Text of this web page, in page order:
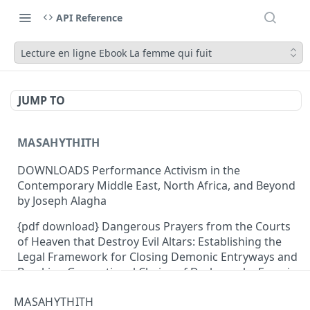
API Reference
Lecture en ligne Ebook La femme qui fuit
JUMP TO
MASAHYTHITH
DOWNLOADS Performance Activism in the
Contemporary Middle East, North Africa, and Beyond
by Joseph Alagha
{pdf download} Dangerous Prayers from the Courts
of Heaven that Destroy Evil Altars: Establishing the
Legal Framework for Closing Demonic Entryways and
Breaking Generational Chains of Darkness by Francis
MASAHYTHITH